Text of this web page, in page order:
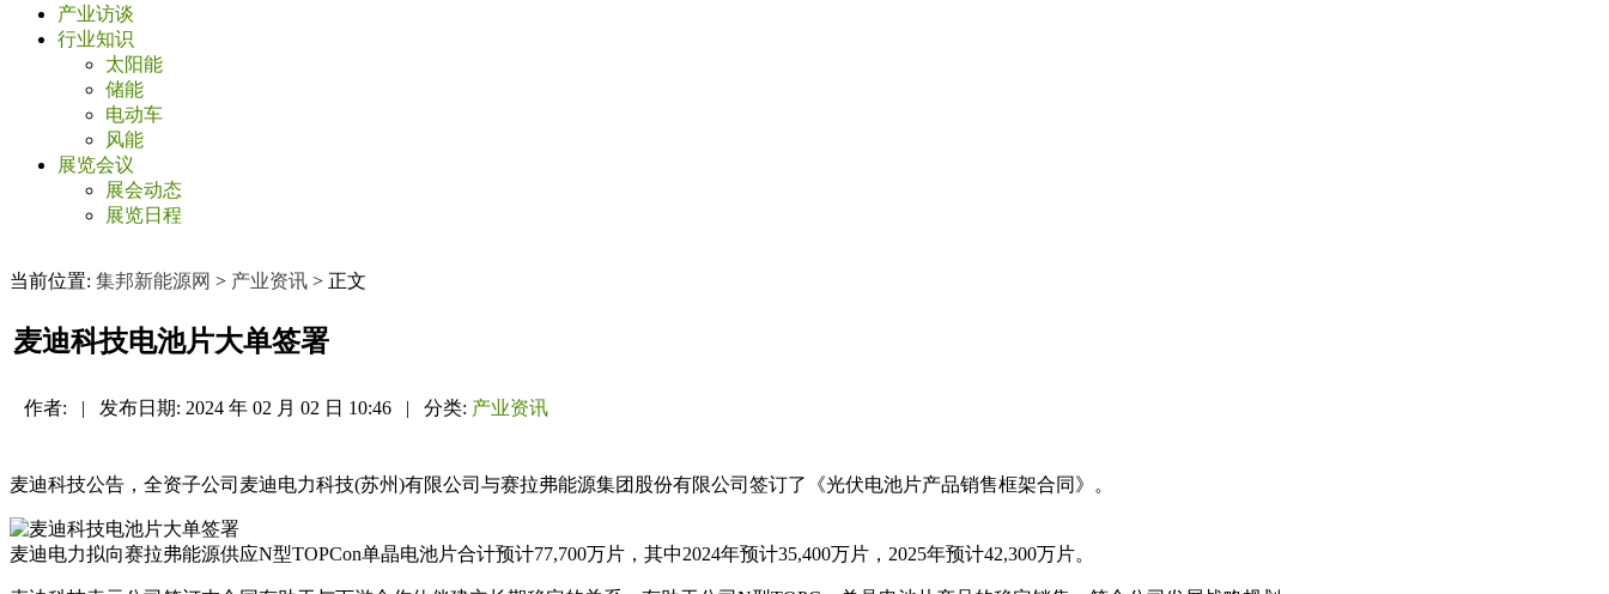
产业访谈
行业知识
太阳能
储能
电动车
风能
展览会议
展会动态
展览日程
当前位置: 集邦新能源网 > 产业资讯 > 正文
麦迪科技电池片大单签署
作者: | 发布日期: 2024 年 02 月 02 日 10:46 | 分类: 产业资讯
麦迪科技公告，全资子公司麦迪电力科技(苏州)有限公司与赛拉弗能源集团股份有限公司签订了《光伏电池片产品销售框架合同》。
麦迪电力拟向赛拉弗能源供应N型TOPCon单晶电池片合计预计77,700万片，其中2024年预计35,400万片，2025年预计42,300万片。